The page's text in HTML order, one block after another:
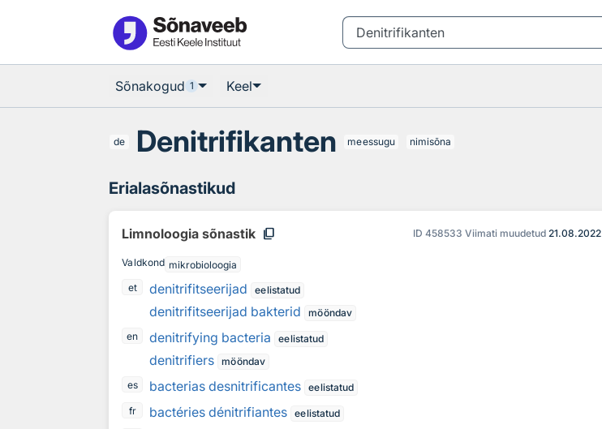
Sõnakogud 1 Keel
de Denitrifikanten meessugu nimisõna
Erialasõnastikud
Limnoloogia sõnastik content_copy ID 458533 Viimati muudetud 21.08.2022
Valdkond mikrobioloogia
et
denitrifitseerijad eelistatud
denitrifitseerijad bakterid
mööndav
en
denitrifying bacteria eelistatud
denitrifiers
mööndav
es
bacterias desnitrificantes
eelistatud
fr
bactéries dénitrifiantes
eelistatud